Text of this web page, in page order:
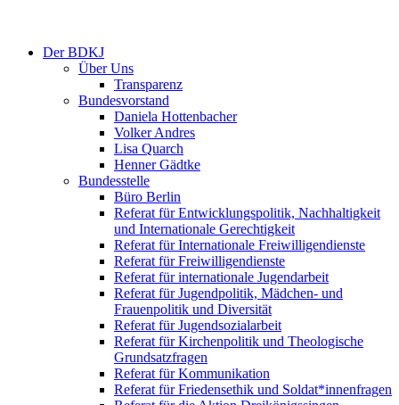
Der BDKJ
Über Uns
Transparenz
Bundesvorstand
Daniela Hottenbacher
Volker Andres
Lisa Quarch
Henner Gädtke
Bundesstelle
Büro Berlin
Referat für Entwicklungspolitik, Nachhaltigkeit
und Internationale Gerechtigkeit
Referat für Internationale Freiwilligendienste
Referat für Freiwilligendienste
Referat für internationale Jugendarbeit
Referat für Jugendpolitik, Mädchen- und
Frauenpolitik und Diversität
Referat für Jugendsozialarbeit
Referat für Kirchenpolitik und Theologische
Grundsatzfragen
Referat für Kommunikation
Referat für Friedensethik und Soldat*innenfragen